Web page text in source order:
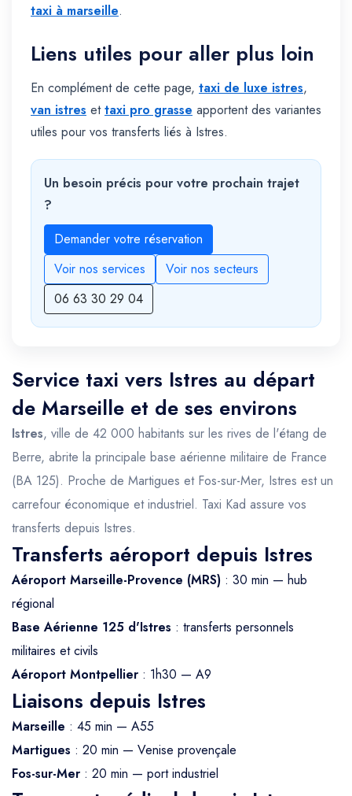
taxi à marseille.
Liens utiles pour aller plus loin
En complément de cette page, taxi de luxe istres,
van istres ettaxi pro grasse apportent des variantes
utiles pour vos transferts liés à Istres.
Un besoin précis pour votre prochain trajet
?
Demander votre réservation
Voir nos services
Voir nos secteurs
06 63 30 29 04
Service taxi vers Istres au départ
de Marseille et de ses environs
Istres, ville de 42 000 habitants sur les rives de l'étang de
Berre, abrite la principale base aérienne militaire de France
(BA 125). Proche de Martigues et Fos-sur-Mer, Istres est un
carrefour économique et industriel. Taxi Kad assure vos
transferts depuis Istres.
Transferts aéroport depuis Istres
Aéroport Marseille-Provence (MRS) : 30 min — hub
régional
Base Aérienne 125 d'Istres : transferts personnels
militaires et civils
Aéroport Montpellier : 1h30 — A9
Liaisons depuis Istres
Marseille : 45 min — A55
Martigues : 20 min — Venise provençale
Fos-sur-Mer : 20 min — port industriel